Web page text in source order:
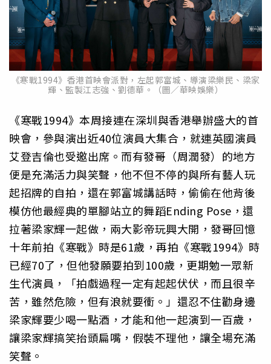
《寒戰1994》香港首映會派對，左起郭富城、導演梁樂民、梁家
輝、監製江志強、劉德華。（圖／華映娛樂）
《寒戰1994》本周接連在深圳與香港舉辦盛大的首
映會，參與演出近40位演員大集合，就連英國演員
艾登吉倫也受邀出席。而有發哥（周潤發）的地方
便是充滿活力與笑聲，他不但不停的與所有藝人玩
起招牌的自拍，還在郭富城講話時，偷偷在他背後
模仿他最經典的單腳站立的舞蹈Ending Pose，還
拉著梁家輝一起做，兩大影帝玩興大開，發哥回憶
十年前拍《寒戰》時是61歲，再拍《寒戰1994》時
已經70了，但他發願要拍到100歲，更期勉一眾新
生代演員，「拍戲過程一定有起起伏伏，而且很辛
苦，雖然危險，但有浪就要衝。」還忍不住勸身邊
梁家輝要少喝一點酒，才能和他一起演到一百歲，
讓梁家輝搞笑抬頭扁嘴，假裝不理他，讓全場充滿
笑聲。